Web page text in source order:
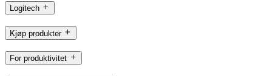
Logitech
Kjøp produkter
For produktivitet